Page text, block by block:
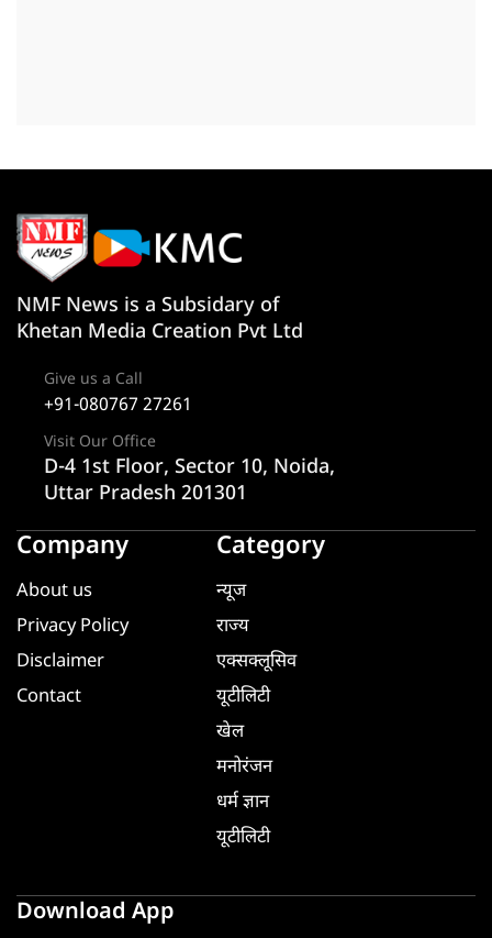
NMF News is a Subsidary of
Khetan Media Creation Pvt Ltd
Give us a Call
+91-080767 27261
Visit Our Office
D-4 1st Floor, Sector 10, Noida,
Uttar Pradesh 201301
Company
About us
Privacy Policy
Disclaimer
Contact
Category
न्यूज
राज्य
एक्सक्लूसिव
यूटीलिटी
खेल
मनोरंजन
धर्म ज्ञान
यूटीलिटी
Download App